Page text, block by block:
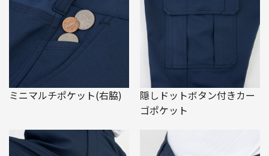
ミニマルチポケット(右脇)
隠しドットボタン付きカー
ゴポケット